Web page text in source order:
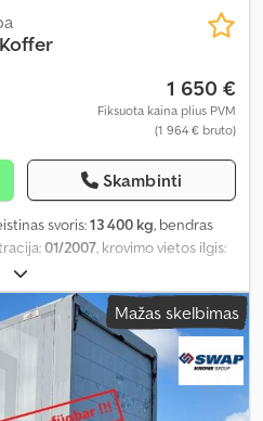
1 650 €
Fiksuota kaina plius PVM
(1 964 € bruto)
Skambinti
svoris:13 400 kg, bendras
01/2007, krovimo vietos ilgis:
2 425 mm
tūris:48 m³, bendras plotis:
980 mm, Gamybos metai: 2007,
Mažas skelbimas